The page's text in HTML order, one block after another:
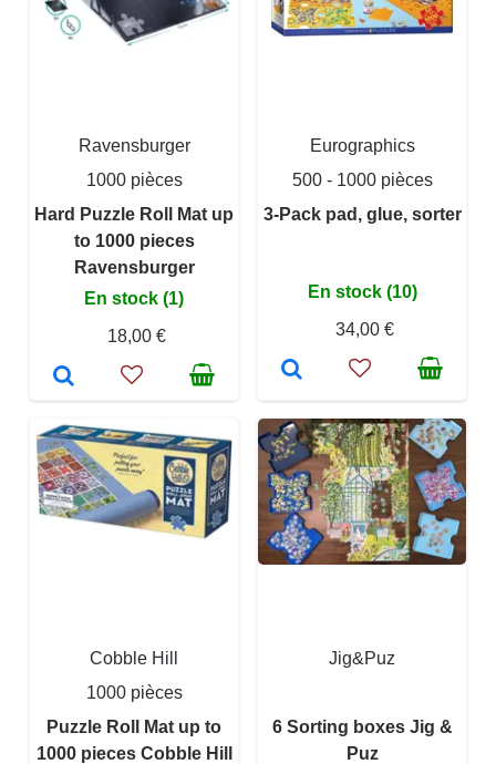
Ravensburger
1000 pièces
Hard Puzzle Roll Mat up
to 1000 pieces
Ravensburger
En stock (1)
18,00 €
Eurographics
500 - 1000 pièces
3-Pack pad, glue, sorter
En stock (10)
34,00 €
Cobble Hill
1000 pièces
Puzzle Roll Mat up to
1000 pieces Cobble Hill
Jig&Puz
6 Sorting boxes Jig &
Puz